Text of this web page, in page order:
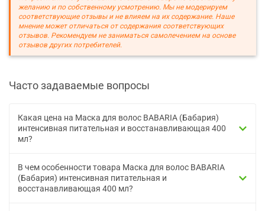
желанию и по собственному усмотрению. Мы не модерируем
соответствующие отзывы и не влияем на их содержание. Наше
мнение может отличаться от содержания соответствующих
отзывов. Рекомендуем не заниматься самолечением на основе
отзывов других потребителей.
Часто задаваемые вопросы
Какая цена на Маска для волос BABARIA (Бабария)
интенсивная питательная и восстанавливающая 400
мл?
В чем особенности товара Маска для волос BABARIA
(Бабария) интенсивная питательная и
восстанавливающая 400 мл?